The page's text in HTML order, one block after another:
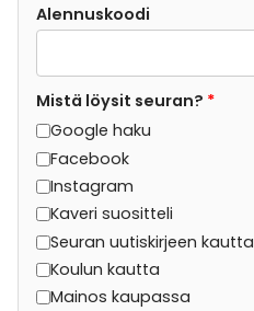
Alennuskoodi
Mistä löysit seuran? *
Google haku
Facebook
Instagram
Kaveri suositteli
Seuran uutiskirjeen kautta
Koulun kautta
Mainos kaupassa